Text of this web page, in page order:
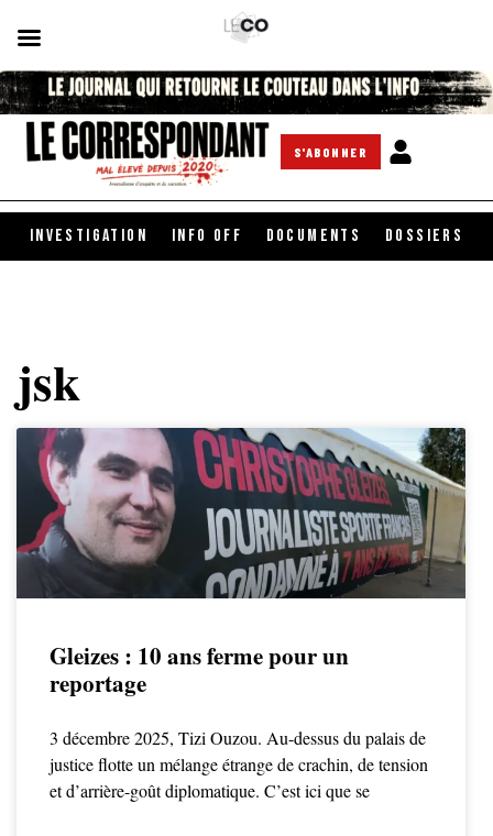
S'ABONNER
INVESTIGATION INFO OFF DOCUMENTS DOSSIERS
jsk
Gleizes : 10 ans ferme pour un
reportage
3 décembre 2025, Tizi Ouzou. Au-dessus du palais de
justice flotte un mélange étrange de crachin, de tension
et d’arrière-goût diplomatique. C’est ici que se